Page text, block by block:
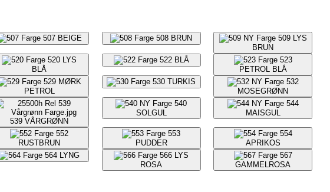
507 BEIGE 508 BRUN 509 LYS
BRUN
520 LYS
BLÅ
522 BLÅ
523
PETROL BLÅ
529 MØRK
PETROL
530 TURKIS
532
MOSEGRØNN
539 VÅRGRØNN
540
SOLGUL
544
MAISGUL
552
RUSTBRUN
553
PUDDER
554
APRIKOS
564 LYNG 566 LYS
ROSA
567
GAMMELROSA